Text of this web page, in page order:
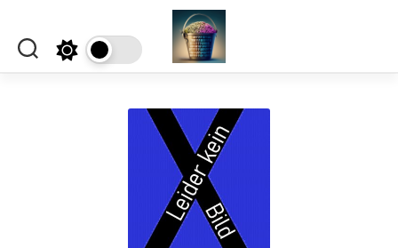
content